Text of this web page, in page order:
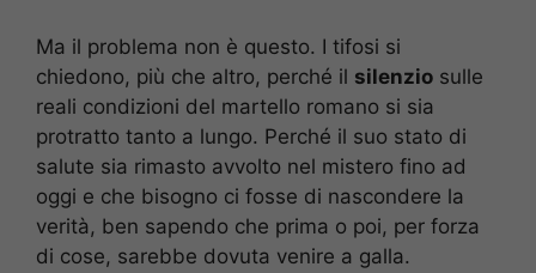
Ma il problema non è questo. I tifosi si
chiedono, più che altro, perché il silenzio sulle
reali condizioni del martello romano si sia
protratto tanto a lungo. Perché il suo stato di
salute sia rimasto avvolto nel mistero fino ad
oggi e che bisogno ci fosse di nascondere la
verità, ben sapendo che prima o poi, per forza
di cose, sarebbe dovuta venire a galla.